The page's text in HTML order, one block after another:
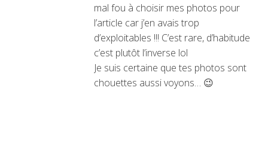
mal fou à choisir mes photos pour
l’article car j’en avais trop
d’exploitables !!! C’est rare, d’habitude
c’est plutôt l’inverse lol
Je suis certaine que tes photos sont
chouettes aussi voyons… 😉